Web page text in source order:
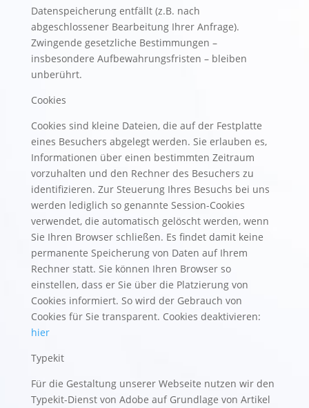
Datenspeicherung entfällt (z.B. nach
abgeschlossener Bearbeitung Ihrer Anfrage).
Zwingende gesetzliche Bestimmungen –
insbesondere Aufbewahrungsfristen – bleiben
unberührt.
Cookies
Cookies sind kleine Dateien, die auf der Festplatte
eines Besuchers abgelegt werden. Sie erlauben es,
Informationen über einen bestimmten Zeitraum
vorzuhalten und den Rechner des Besuchers zu
identifizieren. Zur Steuerung Ihres Besuchs bei uns
werden lediglich so genannte Session-Cookies
verwendet, die automatisch gelöscht werden, wenn
Sie Ihren Browser schließen. Es findet damit keine
permanente Speicherung von Daten auf Ihrem
Rechner statt. Sie können Ihren Browser so
einstellen, dass er Sie über die Platzierung von
Cookies informiert. So wird der Gebrauch von
Cookies für Sie transparent. Cookies deaktivieren:
hier
Typekit
Für die Gestaltung unserer Webseite nutzen wir den
Typekit-Dienst von Adobe auf Grundlage von Artikel